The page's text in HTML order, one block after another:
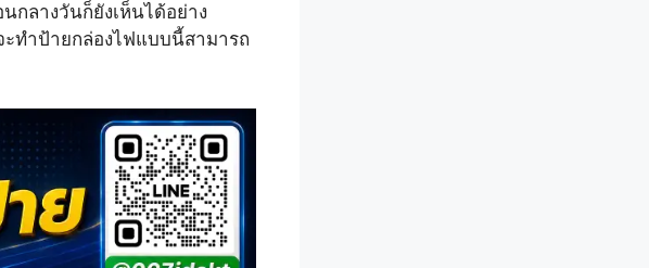
กลางวันก็ยังเห็นได้อย่าง
ทำป้ายกล่องไฟแบบนี้สามารถ